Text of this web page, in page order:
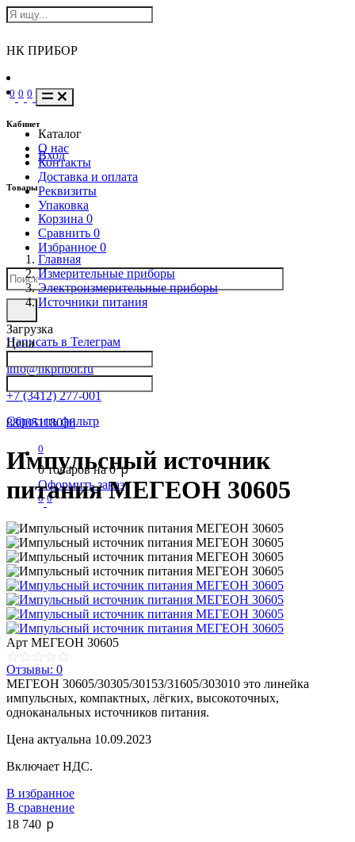
НК ПРИБОР
Кабинет
Вход
Товары
Корзина 0
Сравнить 0
Избранное 0
Написать в Телеграм
info@nkpribor.ru
+7 (3412) 277-001
88005118036
0
0 товаров на0 p
Оформить заказ
0 0
0 0 0
Каталог
О нас
Контакты
Доставка и оплата
Реквизиты
Упаковка
Главная
Измерительные приборы
Электроизмерительные приборы
Источники питания
Загрузка
Цена
Сбросить фильтр
Импульсный источник
питания МЕГЕОН 30605
Арт МЕГЕОН 30605
Отзывы: 0
МЕГЕОН 30605/30305/30153/31605/303010 это линейка
импульсных, компактных, лёгких, высокоточных,
одноканальных источников питания.
Цена актуальна 10.09.2023
Включает НДС.
В избранное
В сравнение
18 740 p